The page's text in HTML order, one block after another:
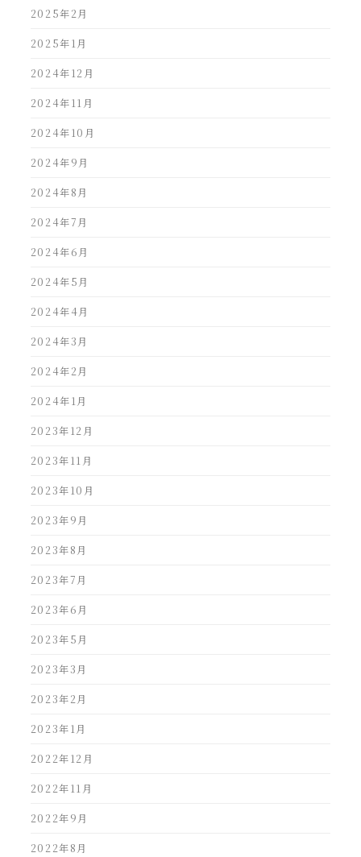
2025年2月
2025年1月
2024年12月
2024年11月
2024年10月
2024年9月
2024年8月
2024年7月
2024年6月
2024年5月
2024年4月
2024年3月
2024年2月
2024年1月
2023年12月
2023年11月
2023年10月
2023年9月
2023年8月
2023年7月
2023年6月
2023年5月
2023年3月
2023年2月
2023年1月
2022年12月
2022年11月
2022年9月
2022年8月